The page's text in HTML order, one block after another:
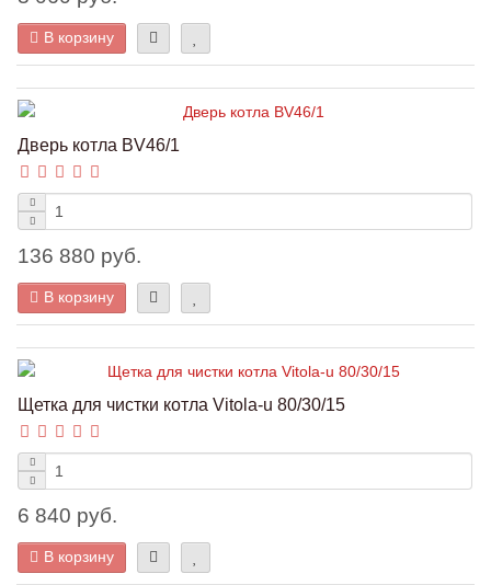
В корзину
Дверь котла BV46/1
136 880 руб.
В корзину
Щетка для чистки котла Vitola-u 80/30/15
6 840 руб.
В корзину